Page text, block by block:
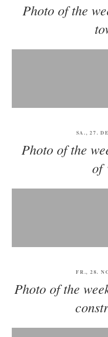
Photo of the
SA., 27.
Photo of the
of
FR., 28.
Photo of the